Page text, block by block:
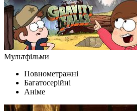
Мультфільми
Повнометражні
Багатосерійні
Аніме